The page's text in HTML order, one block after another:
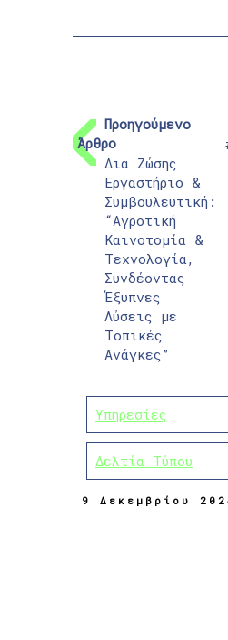
Προηγούμενο
Άρθρο
Δια Ζώσης
Εργαστήριο &
Συμβουλευτική:
“Αγροτική
Καινοτομία &
Τεχνολογία,
Συνδέοντας
Έξυπνες
Λύσεις με
Τοπικές
Ανάγκες”
Υπηρεσίες
Δελτία Τύπου
9 Δεκεμβρίου